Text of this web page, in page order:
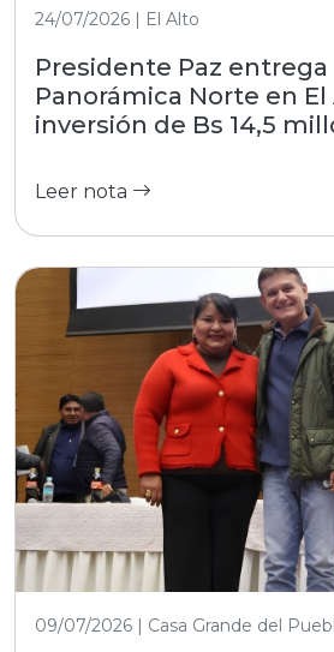
24/07/2026 | El Alto
Presidente Paz entrega
Panorámica Norte en
inversión de Bs 14,5
Leer nota
09/07/2026 | Casa Grande del